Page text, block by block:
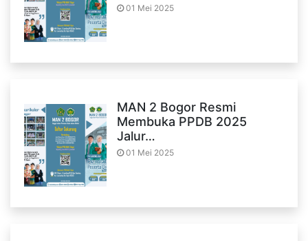
01 Mei 2025
MAN 2 Bogor Resmi
Membuka PPDB 2025
Jalur…
01 Mei 2025